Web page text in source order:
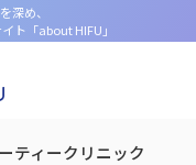
深め、
ト「about HIFU」
ティークリニック